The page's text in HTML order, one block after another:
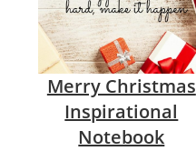
Merry Christmas
Inspirational
Notebook